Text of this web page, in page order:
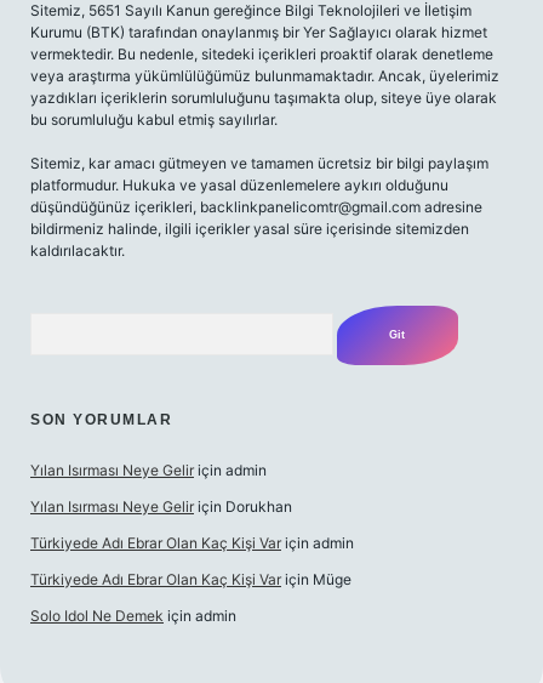
Sitemiz, 5651 Sayılı Kanun gereğince Bilgi Teknolojileri ve İletişim
Kurumu (BTK) tarafından onaylanmış bir Yer Sağlayıcı olarak hizmet
vermektedir. Bu nedenle, sitedeki içerikleri proaktif olarak denetleme
veya araştırma yükümlülüğümüz bulunmamaktadır. Ancak, üyelerimiz
yazdıkları içeriklerin sorumluluğunu taşımakta olup, siteye üye olarak
bu sorumluluğu kabul etmiş sayılırlar.
Sitemiz, kar amacı gütmeyen ve tamamen ücretsiz bir bilgi paylaşım
platformudur. Hukuka ve yasal düzenlemelere aykırı olduğunu
düşündüğünüz içerikleri, backlinkpanelicomtr@gmail.com adresine
bildirmeniz halinde, ilgili içerikler yasal süre içerisinde sitemizden
kaldırılacaktır.
SON YORUMLAR
Yılan Isırması Neye Gelir için admin
Yılan Isırması Neye Gelir için Dorukhan
Türkiyede Adı Ebrar Olan Kaç Kişi Var için admin
Türkiyede Adı Ebrar Olan Kaç Kişi Var için Müge
Solo Idol Ne Demek için admin